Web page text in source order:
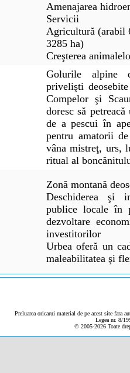
Amenajarea
Servicii
Agricultură (arabil
3285 ha)
Creşterea
Golurile alpine
privelişti
Compelor şi
doresc să
de a pescui în
pentru amatorii
vâna mistreţ, urs,
ritual al
Zonă montană
Deschiderea şi
publice locale în
dezvoltare
investitorilor
Urbea oferă un
maleabilitatea şi
Preluarea oricarui material de pe acest site fara
Legea nr. 8/
© 2005-2026 Toate